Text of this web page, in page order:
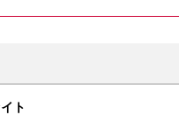
ト